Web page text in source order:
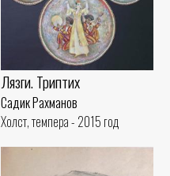
Лязги. Триптих
Садик Рахманов
Холст, темпера - 2015 год